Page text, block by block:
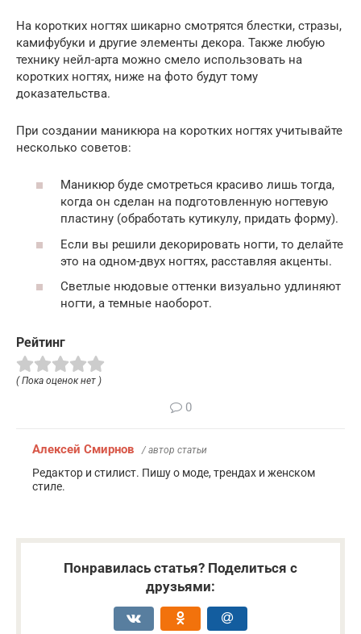
На коротких ногтях шикарно смотрятся блестки, стразы,
камифубуки и другие элементы декора. Также любую
технику нейл-арта можно смело использовать на
коротких ногтях, ниже на фото будут тому
доказательства.
При создании маникюра на коротких ногтях учитывайте
несколько советов:
Маникюр буде смотреться красиво лишь тогда,
когда он сделан на подготовленную ногтевую
пластину (обработать кутикулу, придать форму).
Если вы решили декорировать ногти, то делайте
это на одном-двух ногтях, расставляя акценты.
Светлые нюдовые оттенки визуально удлиняют
ногти, а темные наоборот.
Рейтинг
( Пока оценок нет )
0
Алексей Смирнов / автор статьи
Редактор и стилист. Пишу о моде, трендах и женском
стиле.
Понравилась статья? Поделиться с
друзьями: